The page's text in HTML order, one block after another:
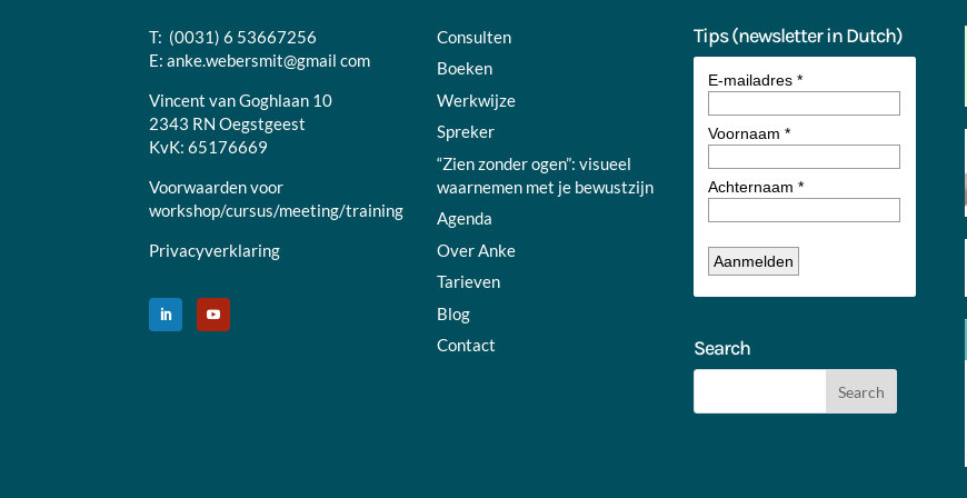
T: (0031) 6 53667256
E:anke.webersmit@gmail com
Vincent van Goghlaan 10
2343 RN Oegstgeest
KvK: 65176669
Voorwaarden voor
workshop/cursus/meeting/training
Privacyverklaring
Consulten
Boeken
Werkwijze
Spreker
“Zien zonder ogen”: visueel
waarnemen met je bewustzijn
Agenda
Over Anke
Tarieven
Blog
Contact
Tips (newsletter in Dutch)
Search